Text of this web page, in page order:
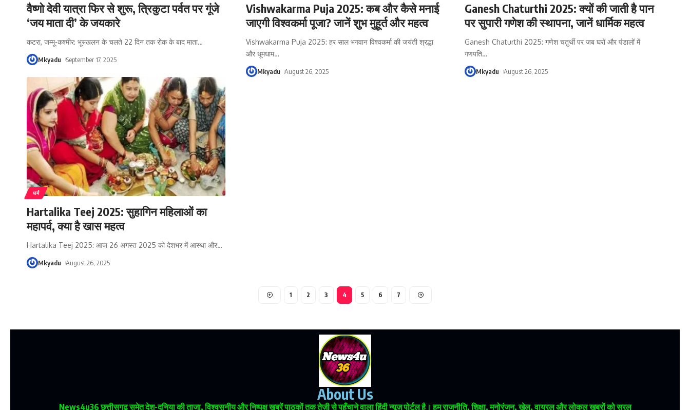
वैष्णो देवी यात्रा फिर से शुरू, त्रिकुटा पर्वत पर गूंजे
‘जय माता दी’ के जयकारे
कटरा, जम्मू-कश्मीर: भूस्खलन के चलते 22 दिन तक रोक के बाद माता…
Mkyadu September 17, 2025
Vishwakarma Puja 2025: कब और कैसे मनाई
जाएगी विश्वकर्मा पूजा? जानें शुभ मुहूर्त और महत्व
Vishwakarma Puja 2025: हर साल भगवान विश्वकर्मा की जयंती श्रद्धा
और धूमधाम…
Mkyadu August 26, 2025
Ganesh Chaturthi 2025: क्यों की जाती है पान
पर सुपारी गणेश की स्थापना, जानें धार्मिक महत्व
Ganesh Chaturthi 2025: गणेश चतुर्थी पर जब घरों और पंडालों में
गणपति…
Mkyadu August 26, 2025
धर्म
Hartalika Teej 2025: सुहागिन महिलाओं का
महापर्व, क्या है खास महत्व
Hartalika Teej 2025: आज 26 अगस्त 2025 को देशभर में आस्था और…
Mkyadu August 26, 2025
1 2 3 4 5 6 7
About Us
News4u36छत्तीसगढ़ समेत देश-दुनिया की ताजा, विश्वसनीय और निष्पक्ष खबरें पाठकों तक तेज़ी से पहुँचाने वाला हिंदी न्यूज़ पोर्टल है। हम राजनीति, शिक्षा, मनोरंजन, खेल, वायरल और लोकल खबरों को सरल